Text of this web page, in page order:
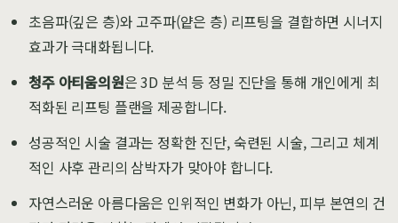
초음파(깊은 층)와 고주파(얕은 층) 리프팅을 결합하면 시너지
효과가 극대화됩니다.
청주 아티움의원은 3D 분석 등 정밀 진단을 통해 개인에게 최
적화된 리프팅 플랜을 제공합니다.
성공적인 시술 결과는 정확한 진단, 숙련된 시술, 그리고 체계
적인 사후 관리의 삼박자가 맞아야 합니다.
자연스러운 아름다움은 인위적인 변화가 아닌, 피부 본연의 건